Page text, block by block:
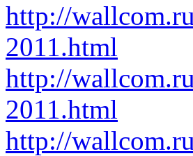
http://
2011.html
http://
2011.html
http://